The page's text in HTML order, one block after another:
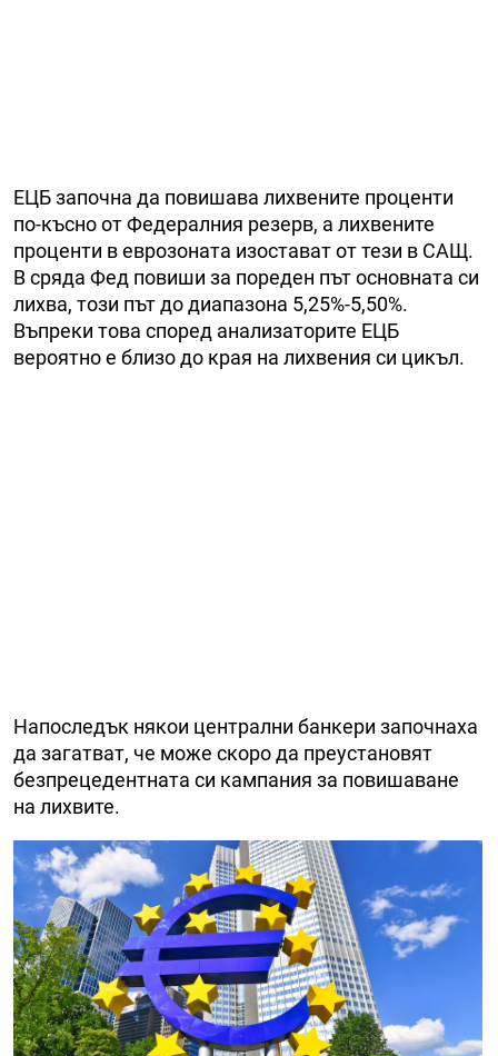
ЕЦБ започна да повишава лихвените проценти
по-късно от Федералния резерв, а лихвените
проценти в еврозоната изостават от тези в САЩ.
В сряда Фед повиши за пореден път основната си
лихва, този път до диапазона 5,25%-5,50%.
Въпреки това според анализаторите ЕЦБ
вероятно е близо до края на лихвения си цикъл.
Напоследък някои централни банкери започнаха
да загатват, че може скоро да преустановят
безпрецедентната си кампания за повишаване
на лихвите.